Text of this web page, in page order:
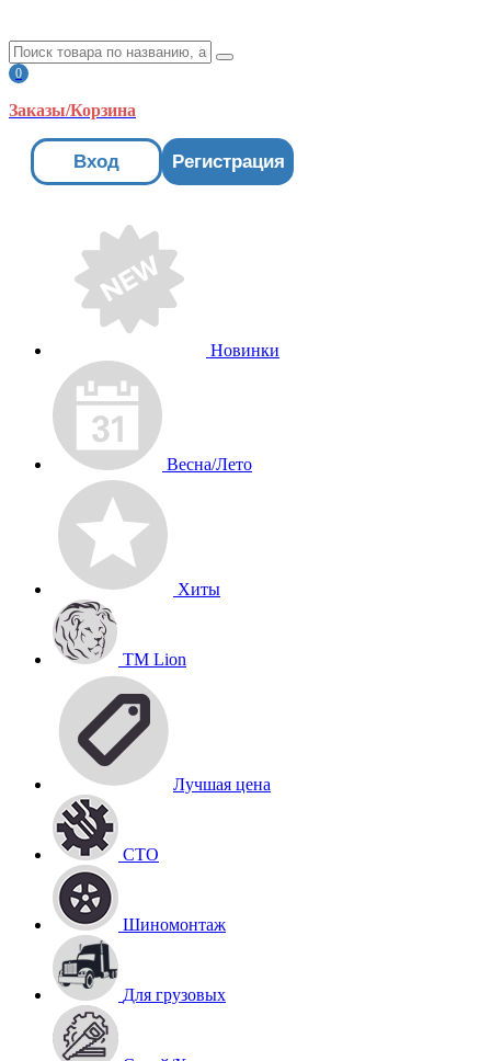
0
Заказы/Корзина
Вход Регистрация
Новинки
Весна/Лето
Хиты
TM Lion
Лучшая цена
СТО
Шиномонтаж
Для грузовых